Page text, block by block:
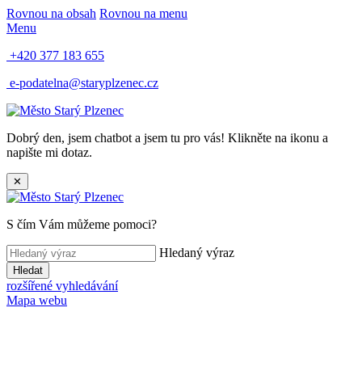
Rovnou na obsah Rovnou na menu
Menu
+420 377 183 655
e-podatelna@staryplzenec.cz
Dobrý den, jsem chatbot a jsem tu pro vás! Klikněte na ikonu a
napište mi dotaz.
✕
S čím Vám můžeme pomoci?
Hledaný výraz
Hledat
rozšířené vyhledávání
Mapa webu